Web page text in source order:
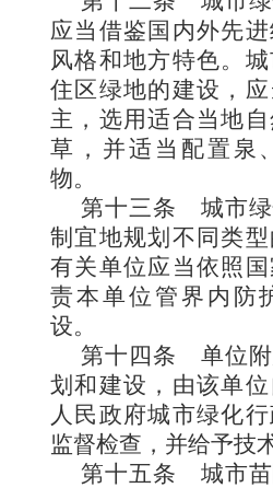
应当借鉴国内外先
风格和地方特色。
住区绿地的建设，
主，选用适合当地
草，并适当配置泉
物。
第十三条 城市绿
制宜地规划不同类
有关单位应当依照
责本单位管界内防
设。
第十四条 单位附
划和建设，由该单
人民政府城市绿化
监督检查，并给予技
第十五条 城市苗